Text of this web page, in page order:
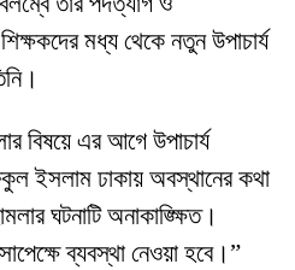
মধ্য থেকে নতুন উপাচার্য
বিষয়ে এর আগে উপাচার্য
ইসলাম ঢাকায় অবস্থানের কথা
ঘটনাটি অনাকাঙ্ক্ষিত।
ব্যবস্থা নেওয়া হবে।”